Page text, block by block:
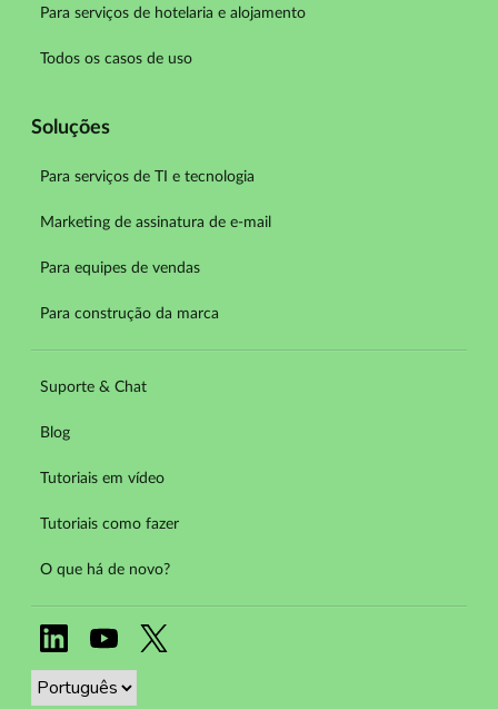
Para serviços de hotelaria e alojamento
Todos os casos de uso
Soluções
Para serviços de TI e tecnologia
Marketing de assinatura de e-mail
Para equipes de vendas
Para construção da marca
Suporte & Chat
Blog
Tutoriais em vídeo
Tutoriais como fazer
O que há de novo?